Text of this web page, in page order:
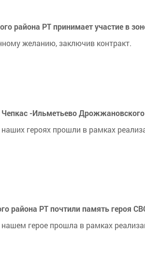
района РТ принимает участие в
желанию, заключив контракт.
Чепкас -Ильметьево
героях прошли в рамках
района РТ почтили память героя
герое прошла в рамках